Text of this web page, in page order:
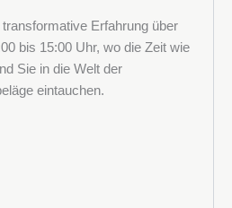
Erfahrung über
bis 15:00 Uhr, wo die Zeit wie
Sie in die Welt der
eintauchen.